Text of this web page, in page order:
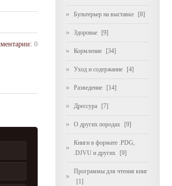
0
Бультерьер на выставке [8]
Здоровье [9]
Кормление [34]
Уход и содержание [4]
Разведение [14]
Дрессура [7]
О других породах [9]
Книги в формате .PDG,
.DJVU и других
[9]
Программы для чтения книг
[1]